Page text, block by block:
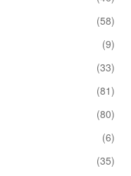
(58)
(9)
(33)
(81)
(80)
(6)
(35)